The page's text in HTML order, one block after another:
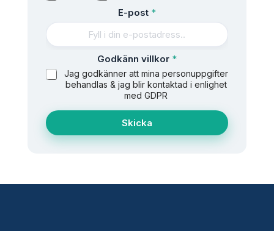
E
-
p
o
s
V
a
d
V
a
d
E-post *
Godkänn villkor *
Jag godkänner att mina personuppgifter
behandlas & jag blir kontaktad i enlighet
med GDPR
Skicka